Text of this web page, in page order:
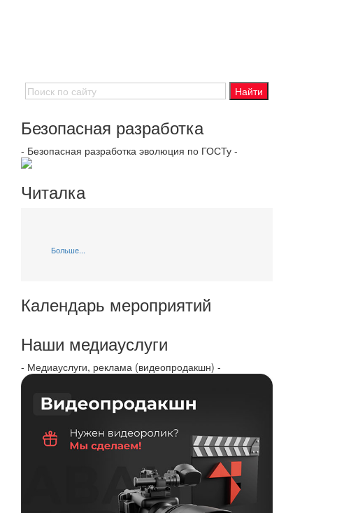
Безопасная разработка
- Безопасная разработка эволюция по ГОСТу -
Читалка
Больше...
Календарь мероприятий
Наши медиауслуги
- Медиауслуги, реклама (видеопродакшн) -